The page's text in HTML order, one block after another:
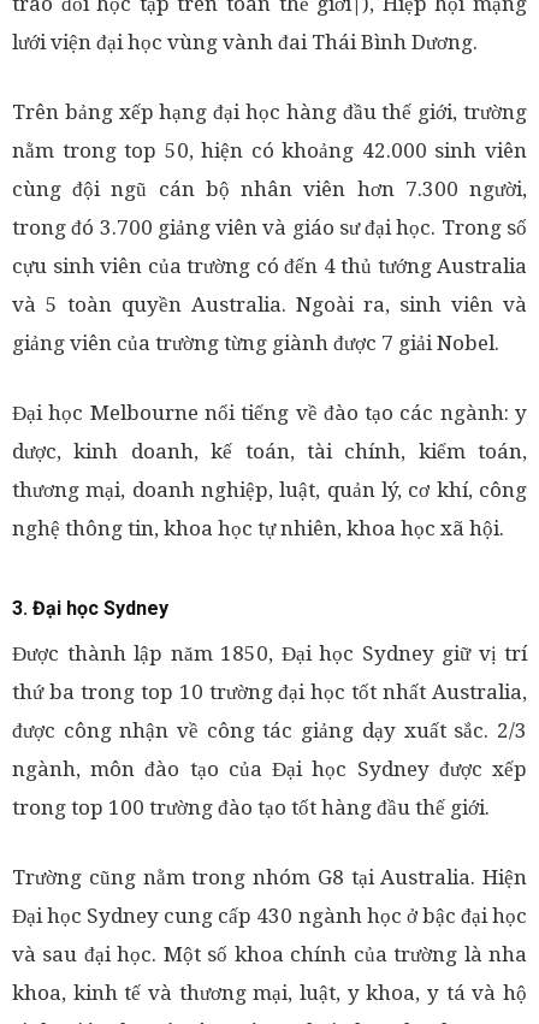
lưới viện đại học vùng vành đai Thái Bình Dương.
Trên bảng xếp hạng đại học hàng đầu thế giới, trường
nằm trong top 50, hiện có khoảng 42.000 sinh viên
cùng đội ngũ cán bộ nhân viên hơn 7.300 người,
trong đó 3.700 giảng viên và giáo sư đại học. Trong số
cựu sinh viên của trường có đến 4 thủ tướng Australia
và 5 toàn quyền Australia. Ngoài ra, sinh viên và
giảng viên của trường từng giành được 7 giải Nobel.
Đại học Melbourne nổi tiếng về đào tạo các ngành: y
dược, kinh doanh, kế toán, tài chính, kiểm toán,
thương mại, doanh nghiệp, luật, quản lý, cơ khí, công
nghệ thông tin, khoa học tự nhiên, khoa học xã hội.
3. Đại học Sydney
Được thành lập năm 1850, Đại học Sydney giữ vị trí
thứ ba trong top 10 trường đại học tốt nhất Australia,
được công nhận về công tác giảng dạy xuất sắc. 2/3
ngành, môn đào tạo của Đại học Sydney được xếp
trong top 100 trường đào tạo tốt hàng đầu thế giới.
Trường cũng nằm trong nhóm G8 tại Australia. Hiện
Đại học Sydney cung cấp 430 ngành học ở bậc đại học
và sau đại học. Một số khoa chính của trường là nha
khoa, kinh tế và thương mại, luật, y khoa, y tá và hộ